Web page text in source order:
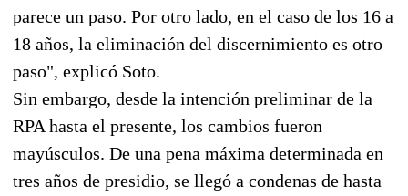
parece un paso. Por otro lado, en el caso de los 16 a
18 años, la eliminación del discernimiento es otro
paso", explicó Soto.
Sin embargo, desde la intención preliminar de la
RPA hasta el presente, los cambios fueron
mayúsculos. De una pena máxima determinada en
tres años de presidio, se llegó a condenas de hasta